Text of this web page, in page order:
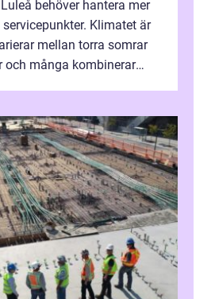
behöver hantera mer
Klimatet är
mellan torra somrar
och många kombinerar